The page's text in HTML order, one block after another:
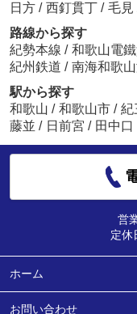
日方 / 西釘貫丁 / 毛見
路線から探す
紀勢本線 / 和歌山電
紀州鉄道 / 南海和歌
駅から探す
和歌山 / 和歌山市 / 紀
藤並 / 日前宮 / 田中口
営
定休
ホーム
お問い合わせ